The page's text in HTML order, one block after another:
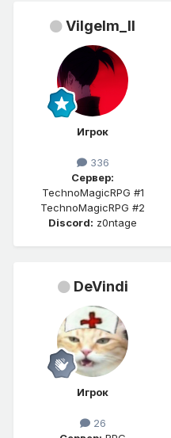
Vilgelm_II
Игрок
336
Сервер:
TechnoMagicRPG #1
TechnoMagicRPG #2
Discord: z0ntage
DeVindi
Игрок
26